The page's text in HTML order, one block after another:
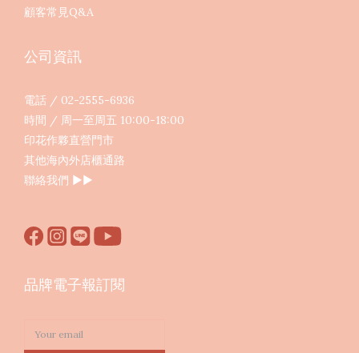
顧客常見Q&A
公司資訊
電話 / 02-2555-6936
時間 / 周一至周五 10:00-18:00
印花作夥直營門市
其他海內外店櫃通路
聯絡我們 ▶︎▶︎
品牌電子報訂閱